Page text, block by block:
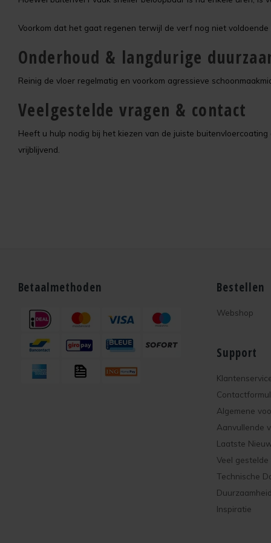
Voorkom dat het gaat regenen terwijl de verf nog niet
Onderhoud & langdurige
Reinig de vloer regelmatig en voorkom agressieve
Veelgestelde vragen & contact
Heeft u hulp nodig bij het kiezen van de juiste
vrijblijvend.
Betaalmethoden Bestellen
Webshop
Support
Algemene
Aanvullende
Laatste
Veel gestelde
Technische
Duurzaamheid
Inspiratie